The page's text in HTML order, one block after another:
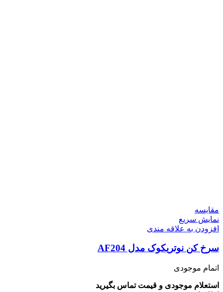
مقايسه
نمایش سریع
افزودن به علاقه مندی
سرخ کن نوتریکوک مدل AF204
اتمام موجودی
استعلام موجودی و قیمت تماس بگیرید